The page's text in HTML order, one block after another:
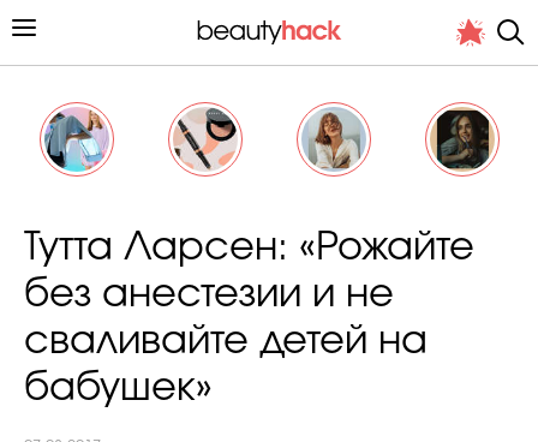
Личный опыт
Хит недели от стилиста
Тутта Ларсен: «Рожайте
без анестезии и не
сваливайте детей на
бабушек»